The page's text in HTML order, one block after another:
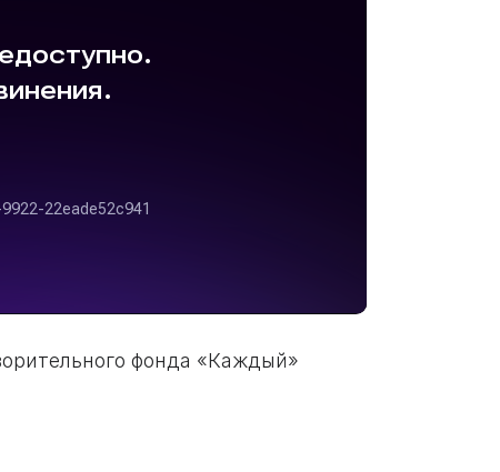
фонда «Каждый»